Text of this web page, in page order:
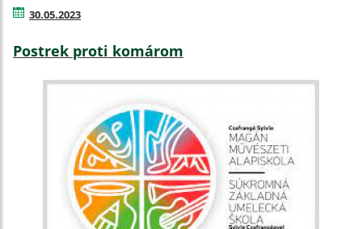
30.05.2023
Postrek proti komárom